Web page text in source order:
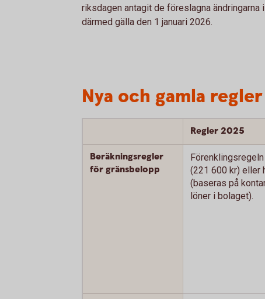
riksdagen antagit de föreslagna ändringarna
därmed gälla den 1 januari 2026.
Nya och gamla regler
Regler 2025
Beräkningsregler
för gränsbelopp
(221 600 kr) eller
(baseras på
löner i bolaget).